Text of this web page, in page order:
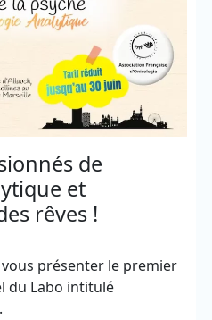
de
et
rêves !
présenter le premier
du Labo intitulé